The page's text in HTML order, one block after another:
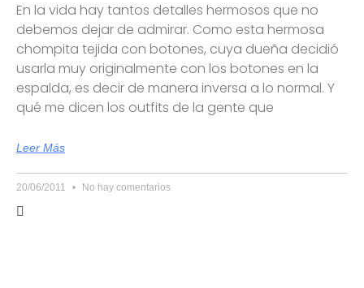
En la vida hay tantos detalles hermosos que no
debemos dejar de admirar. Como esta hermosa
chompita tejida con botones, cuya dueña decidió
usarla muy originalmente con los botones en la
espalda, es decir de manera inversa a lo normal. Y
qué me dicen los outfits de la gente que
Leer Más
20/06/2011 No hay comentarios